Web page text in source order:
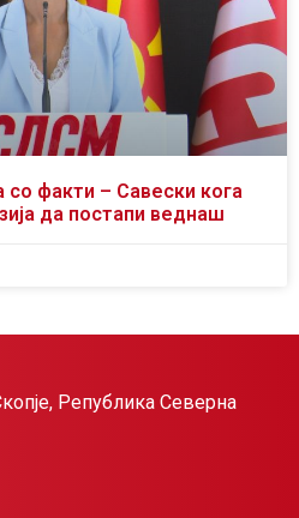
со факти – Савески кога
да постапи веднаш
Република Северна